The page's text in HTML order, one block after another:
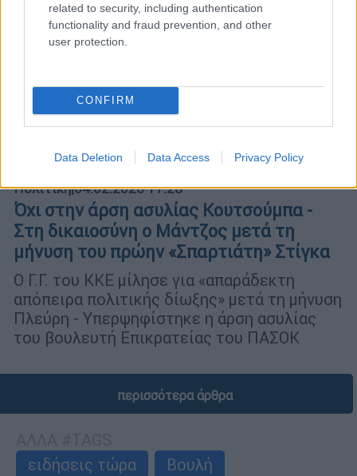
related to security, including authentication
functionality and fraud prevention, and other
user protection.
CONFIRM
Data Deletion Data Access Privacy Policy
Πολιτική|04.02.2026 17:28
Όχι στην άρση ασυλίας Κουτσούμπα -
Στη δικαιοσύνη ο Μάντζος μετά τη
μήνυση του πρώην «Σπαρτιάτη» Στίγκα
Ο Γ.Γ. του ΚΚΕ μίλησε για «απαράδεκτη
απόπειρα πολιτικής δίωξης» μετά τη μήνυση
Πλεύρη - Υπερψηφίστηκε η άρση ασυλίας
του βουλευτή Επικρατείας του ΠΑΣΟΚ
περισσότερα άρθρα
ειδήσεις τώρα
Βουλή